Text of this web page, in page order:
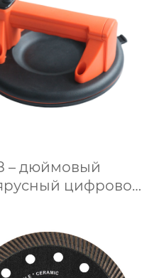
– дюймовый
цифровой